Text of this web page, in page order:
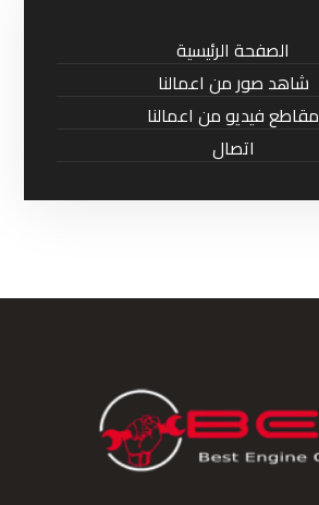
الصفحة الرئيسية
شاهد صور من اعمالنا
مقاطع فيديو من اعمالنا
اتصال